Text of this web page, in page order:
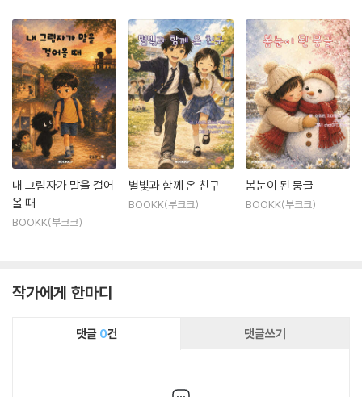
내 그림자가 말을 걸어
올 때
BOOKK(부크크)
별빛과 함께 온 친구
BOOKK(부크크)
봄눈이 된 뭉글
BOOKK(부크크)
작가에게 한마디
댓글 0건 댓글쓰기